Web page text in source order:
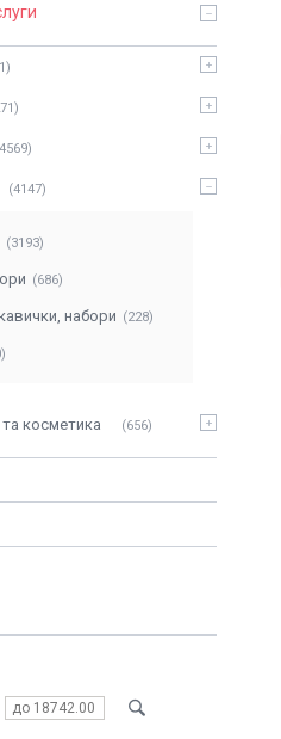
4147
3193
686
набори 228
косметика 656